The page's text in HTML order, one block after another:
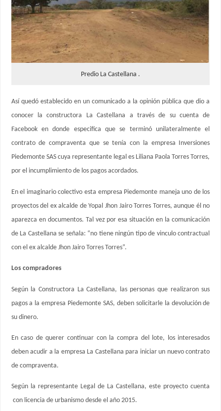
Predio La Castellana .
Así quedó establecido en un comunicado a la opinión pública que dio a
conocer la constructora La Castellana a través de su cuenta de
Facebook en donde especifica que se terminó unilateralmente el
contrato de compraventa que se tenía con la empresa Inversiones
Piedemonte SAS cuya representante legal es Liliana Paola Torres Torres,
por el incumplimiento de los pagos acordados.
En el imaginario colectivo esta empresa Piedemonte maneja uno de los
proyectos del ex alcalde de Yopal Jhon Jairo Torres Torres, aunque él no
aparezca en documentos. Tal vez por esa situación en la comunicación
de La Castellana se señala: “no tiene ningún tipo de vinculo contractual
con el ex alcalde Jhon Jairo Torres Torres”.
Los compradores
Según la Constructora La Castellana, las personas que realizaron sus
pagos a la empresa Piedemonte SAS, deben solicitarle la devolución de
su dinero.
En caso de querer continuar con la compra del lote, los interesados
deben acudir a la empresa La Castellana para iniciar un nuevo contrato
de compraventa.
Según la representante Legal de La Castellana, este proyecto cuenta
con licencia de urbanismo desde el año 2015.